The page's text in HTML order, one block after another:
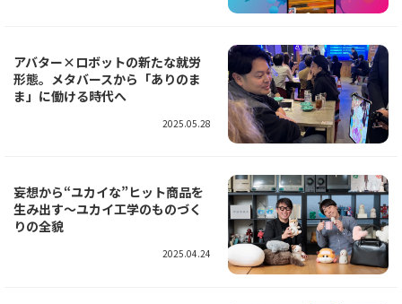
アバター×ロボットの新たな就労
形態。メタバースから「ありのま
ま」に働ける時代へ
2025.05.28
妄想から“ユカイな”ヒット商品を
生み出す～ユカイ工学のものづく
りの全貌
2025.04.24